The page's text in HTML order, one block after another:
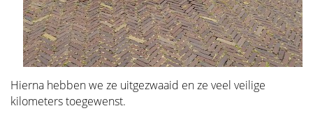
Hierna hebben we ze uitgezwaaid en ze veel veilige
kilometers toegewenst.